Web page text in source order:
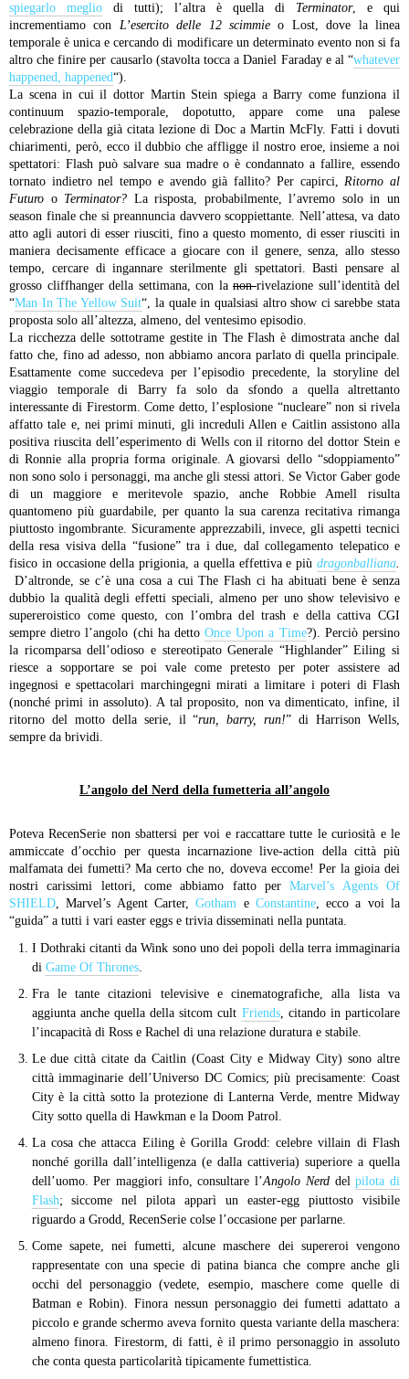
spiegarlo meglio di tutti); l’altra è quella di Terminator, e qui
incrementiamo con L’esercito delle 12 scimmieo Lost, dove la linea
temporale è unica e cercando di modificare un determinato evento non si fa
altro che finire per causarlo (stavolta tocca a Daniel Faraday e al “whatever
happened, happened“).
La scena in cui il dottor Martin Stein spiega a Barry come funziona il
continuum spazio-temporale, dopotutto, appare come una palese
celebrazione della già citata lezione di Doc a Martin McFly. Fatti i dovuti
chiarimenti, però, ecco il dubbio che affligge il nostro eroe, insieme a noi
spettatori: Flash può salvare sua madre o è condannato a fallire, essendo
tornato indietro nel tempo e avendo già fallito? Per capirci,Ritorno al
Futuro o Terminator? La risposta, probabilmente, l’avremo solo in un
season finale che si preannuncia davvero scoppiettante. Nell’attesa, va dato
atto agli autori di esser riusciti, fino a questo momento, di esser riusciti in
maniera decisamente efficace a giocare con il genere, senza, allo stesso
tempo, cercare di ingannare sterilmente gli spettatori. Basti pensare al
grosso cliffhanger della settimana, con la non-rivelazione sull’identità del
“Man In The Yellow Suit“, la quale in qualsiasi altro show ci sarebbe stata
proposta solo all’altezza, almeno, del ventesimo episodio.
La ricchezza delle sottotrame gestite in The Flash è dimostrata anche dal
fatto che, fino ad adesso, non abbiamo ancora parlato di quella principale.
Esattamente come succedeva per l’episodio precedente, la storyline del
viaggio temporale di Barry fa solo da sfondo a quella altrettanto
interessante di Firestorm. Come detto, l’esplosione “nucleare” non si rivela
affatto tale e, nei primi minuti, gli increduli Allen e Caitlin assistono alla
positiva riuscita dell’esperimento di Wells con il ritorno del dottor Stein e
di Ronnie alla propria forma originale. A giovarsi dello “sdoppiamento”
non sono solo i personaggi, ma anche gli stessi attori. Se Victor Gaber gode
di un maggiore e meritevole spazio, anche Robbie Amell risulta
quantomeno più guardabile, per quanto la sua carenza recitativa rimanga
piuttosto ingombrante. Sicuramente apprezzabili, invece, gli aspetti tecnici
della resa visiva della “fusione” tra i due, dal collegamento telepatico e
fisico in occasione della prigionia, a quella effettiva e più dragonballiana.
D’altronde, se c’è una cosa a cui The Flash ci ha abituati bene è senza
dubbio la qualità degli effetti speciali, almeno per uno show televisivo e
supereroistico come questo, con l’ombra del trash e della cattiva CGI
sempre dietro l’angolo (chi ha dettoOnce Upon a Time?). Perciò persino
la ricomparsa dell’odioso e stereotipato Generale “Highlander” Eiling si
riesce a sopportare se poi vale come pretesto per poter assistere ad
ingegnosi e spettacolari marchingegni mirati a limitare i poteri di Flash
(nonché primi in assoluto). A tal proposito, non va dimenticato, infine, il
ritorno del motto della serie, il “run, barry, run!” di Harrison Wells,
sempre da brividi.
L’angolo del Nerd della fumetteria all’angolo
Poteva RecenSerie non sbattersi per voi e raccattare tutte le curiosità e le
ammiccate d’occhio per questa incarnazione live-action della città più
malfamata dei fumetti? Ma certo che no, doveva eccome! Per la gioia dei
nostri carissimi lettori, come abbiamo fatto perMarvel’s Agents Of
SHIELD, Marvel’s Agent Carter,Gotham e Constantine, ecco a voi la
“guida” a tutti i vari easter eggs e trivia disseminati nella puntata.
I Dothraki citanti da Wink sono uno dei popoli della terra immaginaria
di Game Of Thrones.
Fra le tante citazioni televisive e cinematografiche, alla lista va
aggiunta anche quella della sitcom cult Friends, citando in particolare
l’incapacità di Ross e Rachel di una relazione duratura e stabile.
Le due città citate da Caitlin (Coast City e Midway City) sono altre
città immaginarie dell’Universo DC Comics; più precisamente: Coast
City è la città sotto la protezione di Lanterna Verde, mentre Midway
City sotto quella di Hawkman e la Doom Patrol.
La cosa che attacca Eiling è Gorilla Grodd: celebre villain di Flash
nonché gorilla dall’intelligenza (e dalla cattiveria) superiore a quella
dell’uomo. Per maggiori info, consultare l’Angolo Nerddelpilota di
Flash; siccome nel pilota apparì un easter-egg piuttosto visibile
riguardo a Grodd, RecenSerie colse l’occasione per parlarne.
Come sapete, nei fumetti, alcune maschere dei supereroi vengono
rappresentate con una specie di patina bianca che compre anche gli
occhi del personaggio (vedete, esempio, maschere come quelle di
Batman e Robin). Finora nessun personaggio dei fumetti adattato a
piccolo e grande schermo aveva fornito questa variante della maschera:
almeno finora. Firestorm, di fatti, è il primo personaggio in assoluto
che conta questa particolarità tipicamente fumettistica.